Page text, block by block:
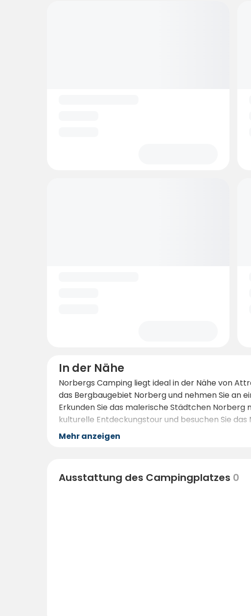
In der Nähe
Norbergs Camping liegt ideal in der Nähe von
das Bergbaugebiet Norberg und nehmen Sie an
Erkunden Sie das malerische Städtchen
kulturelle Entdeckungstour und besuchen Sie
Mehr anzeigen
Ausstattung des Campingplatzes 0